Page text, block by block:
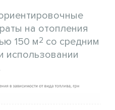
на отопления
150 м2 со средним
использовании